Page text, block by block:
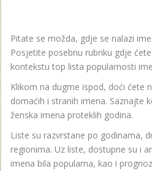
Pitate se možda, gdje se nalazi
Posjetite posebnu rubriku gdje
kontekstu top lista popularnosti
Klikom na dugme ispod, doći ćete
domaćih i stranih imena. Saznajte
ženska imena proteklih godina.
Liste su razvrstane po godinama,
regionima. Uz liste, dostupne su i
imena bila popularna, kao i